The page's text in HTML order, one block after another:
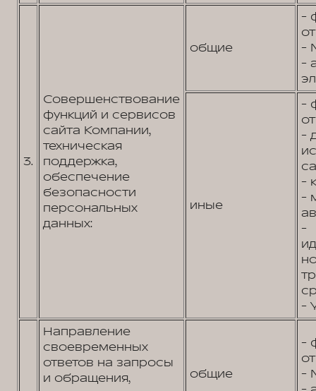
3.
Совершенствование
функций и сервисов
сайта Компании,
техническая
поддержка,
обеспечение
безопасности
персональных
данных:
общие
-
-
-
иные
-
-
-
-
-
-
Направление
своевременных
ответов на запросы
и обращения,
общие
-
-